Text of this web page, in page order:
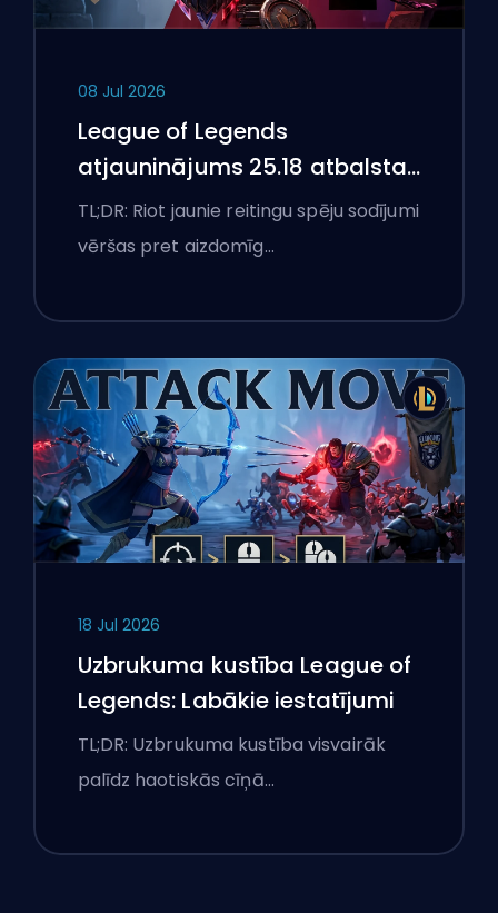
08 Jul 2026
League of Legends
atjauninājums 25.18 atbalsta
aizliegumus un boostēšanas
karogus
TL;DR: Riot jaunie reitingu spēju sodījumi
vēršas pret aizdomīg…
18 Jul 2026
Uzbrukuma kustība League of
Legends: Labākie iestatījumi
TL;DR: Uzbrukuma kustība visvairāk
palīdz haotiskās cīņā…